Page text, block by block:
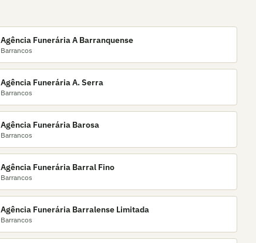
Agência Funerária A Barranquense
Barrancos
Agência Funerária A. Serra
Barrancos
Agência Funerária Barosa
Barrancos
Agência Funerária Barral Fino
Barrancos
Agência Funerária Barralense Limitada
Barrancos